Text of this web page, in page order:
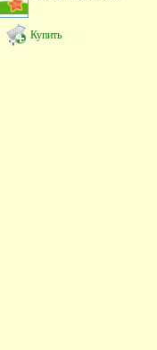
Купить